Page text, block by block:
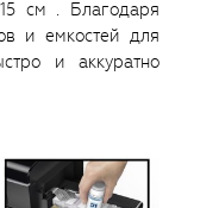
см . Благодаря
и емкостей для
и аккуратно